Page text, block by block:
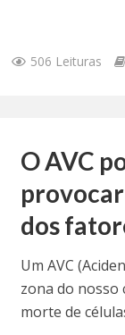
506 Leituras
O AVC
dos
Um AVC
zona do
morte de